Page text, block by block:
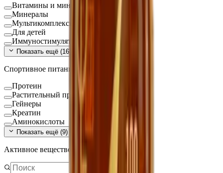
Витамины и минералы
Минералы
Мультикомплексы
Для детей
Иммуностимуляторы
Показать ещё (16
Спортивное питание
Протеин
Растительный протеин
Гейнеры
Креатин
Аминокислоты
Показать ещё (9)
Активное вещество